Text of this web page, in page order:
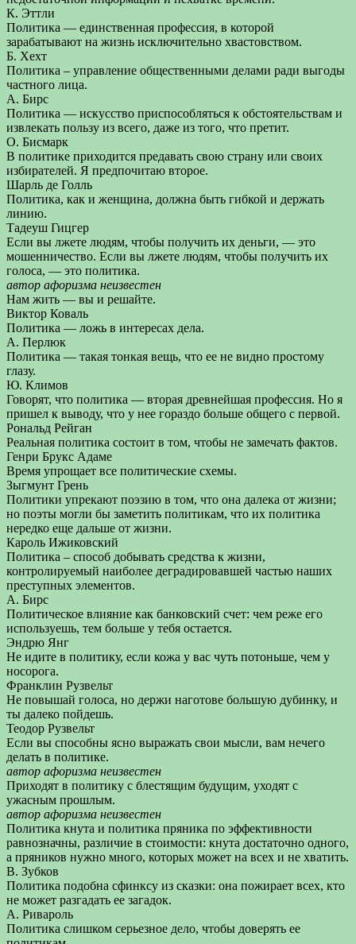
К. Эттли
Политика — единственная профессия, в которой
зарабатывают на жизнь исключительно хвастовством.
Б. Хехт
Политика – управление общественными делами ради выгоды
частного лица.
А. Бирс
Политика — искусство приспособляться к обстоятельствам и
извлекать пользу из всего, даже из того, что претит.
О. Бисмарк
В политике приходится предавать свою страну или своих
избирателей. Я предпочитаю второе.
Шарль де Голль
Политика, как и женщина, должна быть гибкой и держать
линию.
Тадеуш Гицгер
Если вы лжете людям, чтобы получить их деньги, — это
мошенничество. Если вы лжете людям, чтобы получить их
голоса, — это политика.
автор афоризма неизвестен
Нам жить — вы и решайте.
Виктор Коваль
Политика — ложь в интересах дела.
А. Перлюк
Политика — такая тонкая вещь, что ее не видно простому
глазу.
Ю. Климов
Говорят, что политика — вторая древнейшая профессия. Но я
пришел к выводу, что у нее гораздо больше общего с первой.
Рональд Рейган
Реальная политика состоит в том, чтобы не замечать фактов.
Генри Брукс Адаме
Время упрощает все политические схемы.
Зыгмунт Грень
Политики упрекают поэзию в том, что она далека от жизни;
но поэты могли бы заметить политикам, что их политика
нередко еще дальше от жизни.
Кароль Ижиковский
Политика – способ добывать средства к жизни,
контролируемый наиболее деградировавшей частью наших
преступных элементов.
А. Бирс
Политическое влияние как банковский счет: чем реже его
используешь, тем больше у тебя остается.
Эндрю Янг
Не идите в политику, если кожа у вас чуть потоньше, чем у
носорога.
Франклин Рузвельт
Не повышай голоса, но держи наготове большую дубинку, и
ты далеко пойдешь.
Теодор Рузвельт
Если вы способны ясно выражать свои мысли, вам нечего
делать в политике.
автор афоризма неизвестен
Приходят в политику с блестящим будущим, уходят с
ужасным прошлым.
автор афоризма неизвестен
Политика кнута и политика пряника по эффективности
равнозначны, различие в стоимости: кнута достаточно одного,
а пряников нужно много, которых может на всех и не хватить.
В. Зубков
Политика подобна сфинксу из сказки: она пожирает всех, кто
не может разгадать ее загадок.
А. Ривароль
Политика слишком серьезное дело, чтобы доверять ее